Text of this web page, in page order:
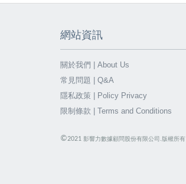
網站資訊
關於我們 | About Us
常見問題 | Q&A
隱私政策 | Policy Privacy
限制條款 | Terms and Conditions
©2021 影響力數據顧問股份有限公司.版權所有